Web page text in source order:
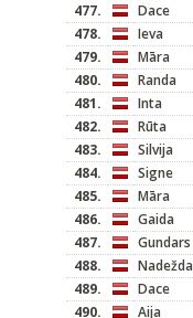
477.
Dace
478.
Ieva
479.
Māra
480.
Randa
481.
Inta
482.
Rūta
483.
Silvija
484.
Signe
485.
Māra
486.
Gaida
487.
Gundars
488.
Nadežda
489.
Dace
490.
Aija